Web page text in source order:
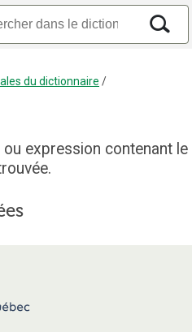
du dictionnaire /
expression contenant le